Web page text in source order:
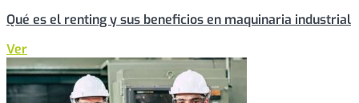
Qué es el renting y sus beneficios en maquinaria industrial
Ver